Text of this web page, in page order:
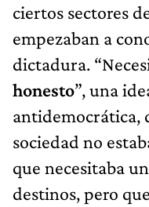
ciertos sectores
empezaban a
dictadura.
honesto”, una
antidemocrática,
sociedad no
que necesitaba
destinos, pero